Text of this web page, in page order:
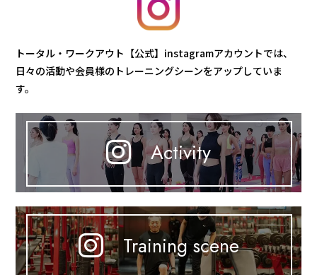
トータル・ワークアウト【公式】instagramアカウントでは、
日々の活動や会員様のトレーニングシーンをアップしていま
す。
Activity
Training scene